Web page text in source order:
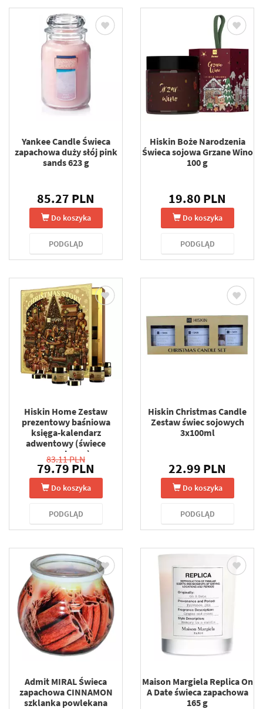
Yankee Candle Świeca
zapachowa duży słój pink
sands 623 g
85.27 PLN
Do koszyka
PODGLĄD
Hiskin Boże Narodzenia
Świeca sojowa Grzane Wino
100 g
19.80 PLN
Do koszyka
PODGLĄD
Hiskin Home Zestaw
prezentowy baśniowa
księga-kalendarz
adwentowy (świece
zapachowe)
83.11 PLN
79.79 PLN
Do koszyka
PODGLĄD
Hiskin Christmas Candle
Zestaw świec sojowych
3x100ml
22.99 PLN
Do koszyka
PODGLĄD
Admit MIRAL Świeca
zapachowa CINNAMON
szklanka powlekana
Maison Margiela Replica On
A Date świeca zapachowa
165 g